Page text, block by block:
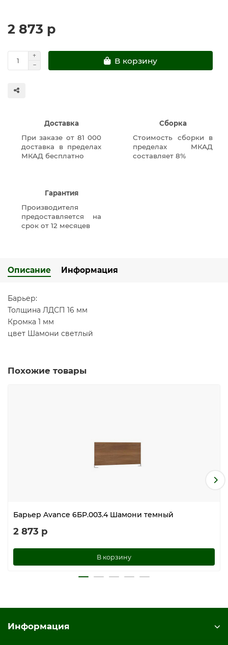
2 873 р
В корзину
Доставка
При заказе от 81 000
доставка в пределах
МКАД бесплатно
Сборка
Стоимость сборки в
пределах МКАД
составляет 8%
Гарантия
Производителя
предоставляется на
срок от 12 месяцев
Описание Информация
Барьер:
Толщина ЛДСП 16 мм
Кромка 1 мм
цвет Шамони светлый
Похожие товары
Барьер Avance 6БР.003.4 Шамони темный
2 873 р
В корзину
Информация